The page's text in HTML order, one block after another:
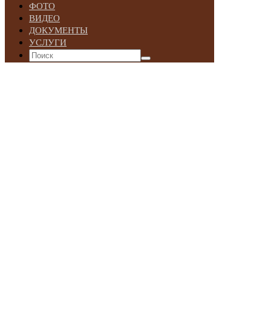
ФОТО
ВИДЕО
ДОКУМЕНТЫ
УСЛУГИ